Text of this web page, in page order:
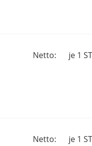
Netto: je 1
Netto: je 1